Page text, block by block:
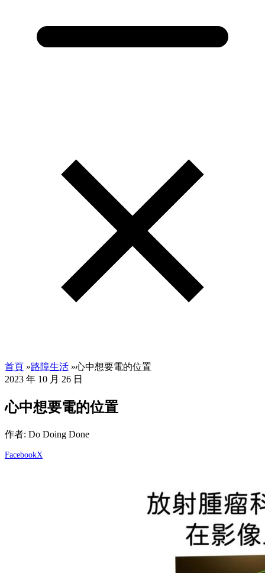
首頁 »路障生活 »心中想要電的位置
2023 年 10 月 26 日
心中想要電的位置
作者: Do Doing Done
FacebookX